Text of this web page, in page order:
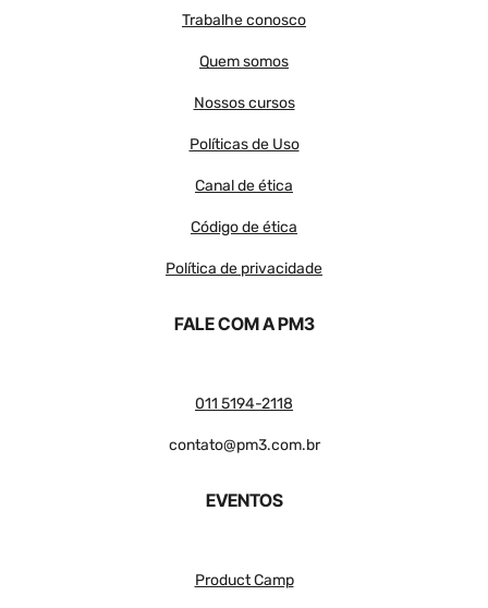
Trabalhe conosco
Quem somos
Nossos cursos
Políticas de Uso
Canal de ética
Código de ética
Política de privacidade
FALE COM A PM3
011 5194-2118
contato@pm3.com.br
EVENTOS
Product Camp